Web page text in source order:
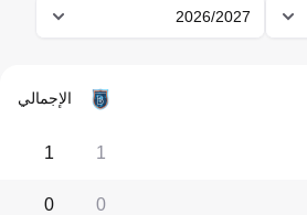
2026/2027
الإجمالي
1
1
0
0